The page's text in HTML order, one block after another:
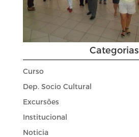
Categorias
Curso
Dep. Socio Cultural
Excursões
Institucional
Noticia